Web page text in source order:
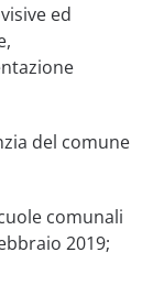
ed
del comune
comunali
2019;